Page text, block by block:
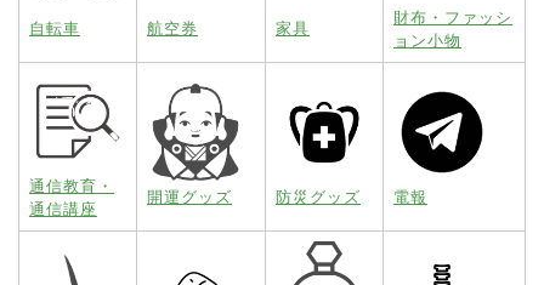
自転車 航空券 家具
財布・ファッシ
ョン小物
通信教育・
通信講座
開運グッズ 防災グッズ 電報